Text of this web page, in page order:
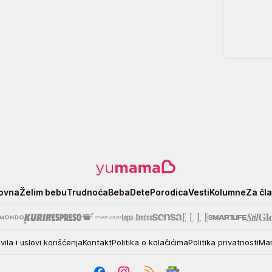
Želim bebuTrudnoćaBebaDetePorodicaVestiKolumneZa
i uslovi korišćenjaKontaktPolitika o kolačićimaPolitika privatnosti